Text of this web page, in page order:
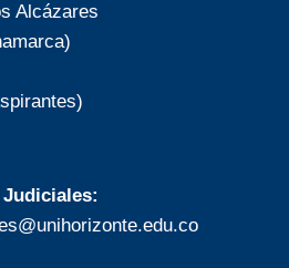
Alcázares